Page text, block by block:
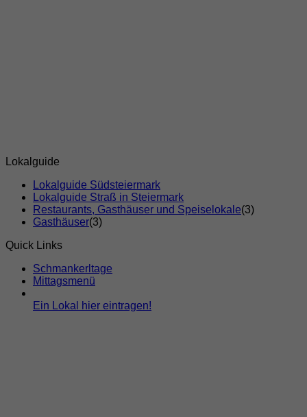
Lokalguide
Lokalguide Südsteiermark
Lokalguide Straß in Steiermark
Restaurants, Gasthäuser und Speiselokale(3)
Gasthäuser(3)
Quick Links
Schmankerltage
Mittagsmenü
Ein Lokal hier eintragen!